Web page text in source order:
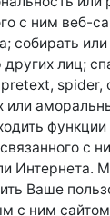
с ним веб-
собирать
лиц;
spider,
функции
с
Интернета.
Ваше
с ним